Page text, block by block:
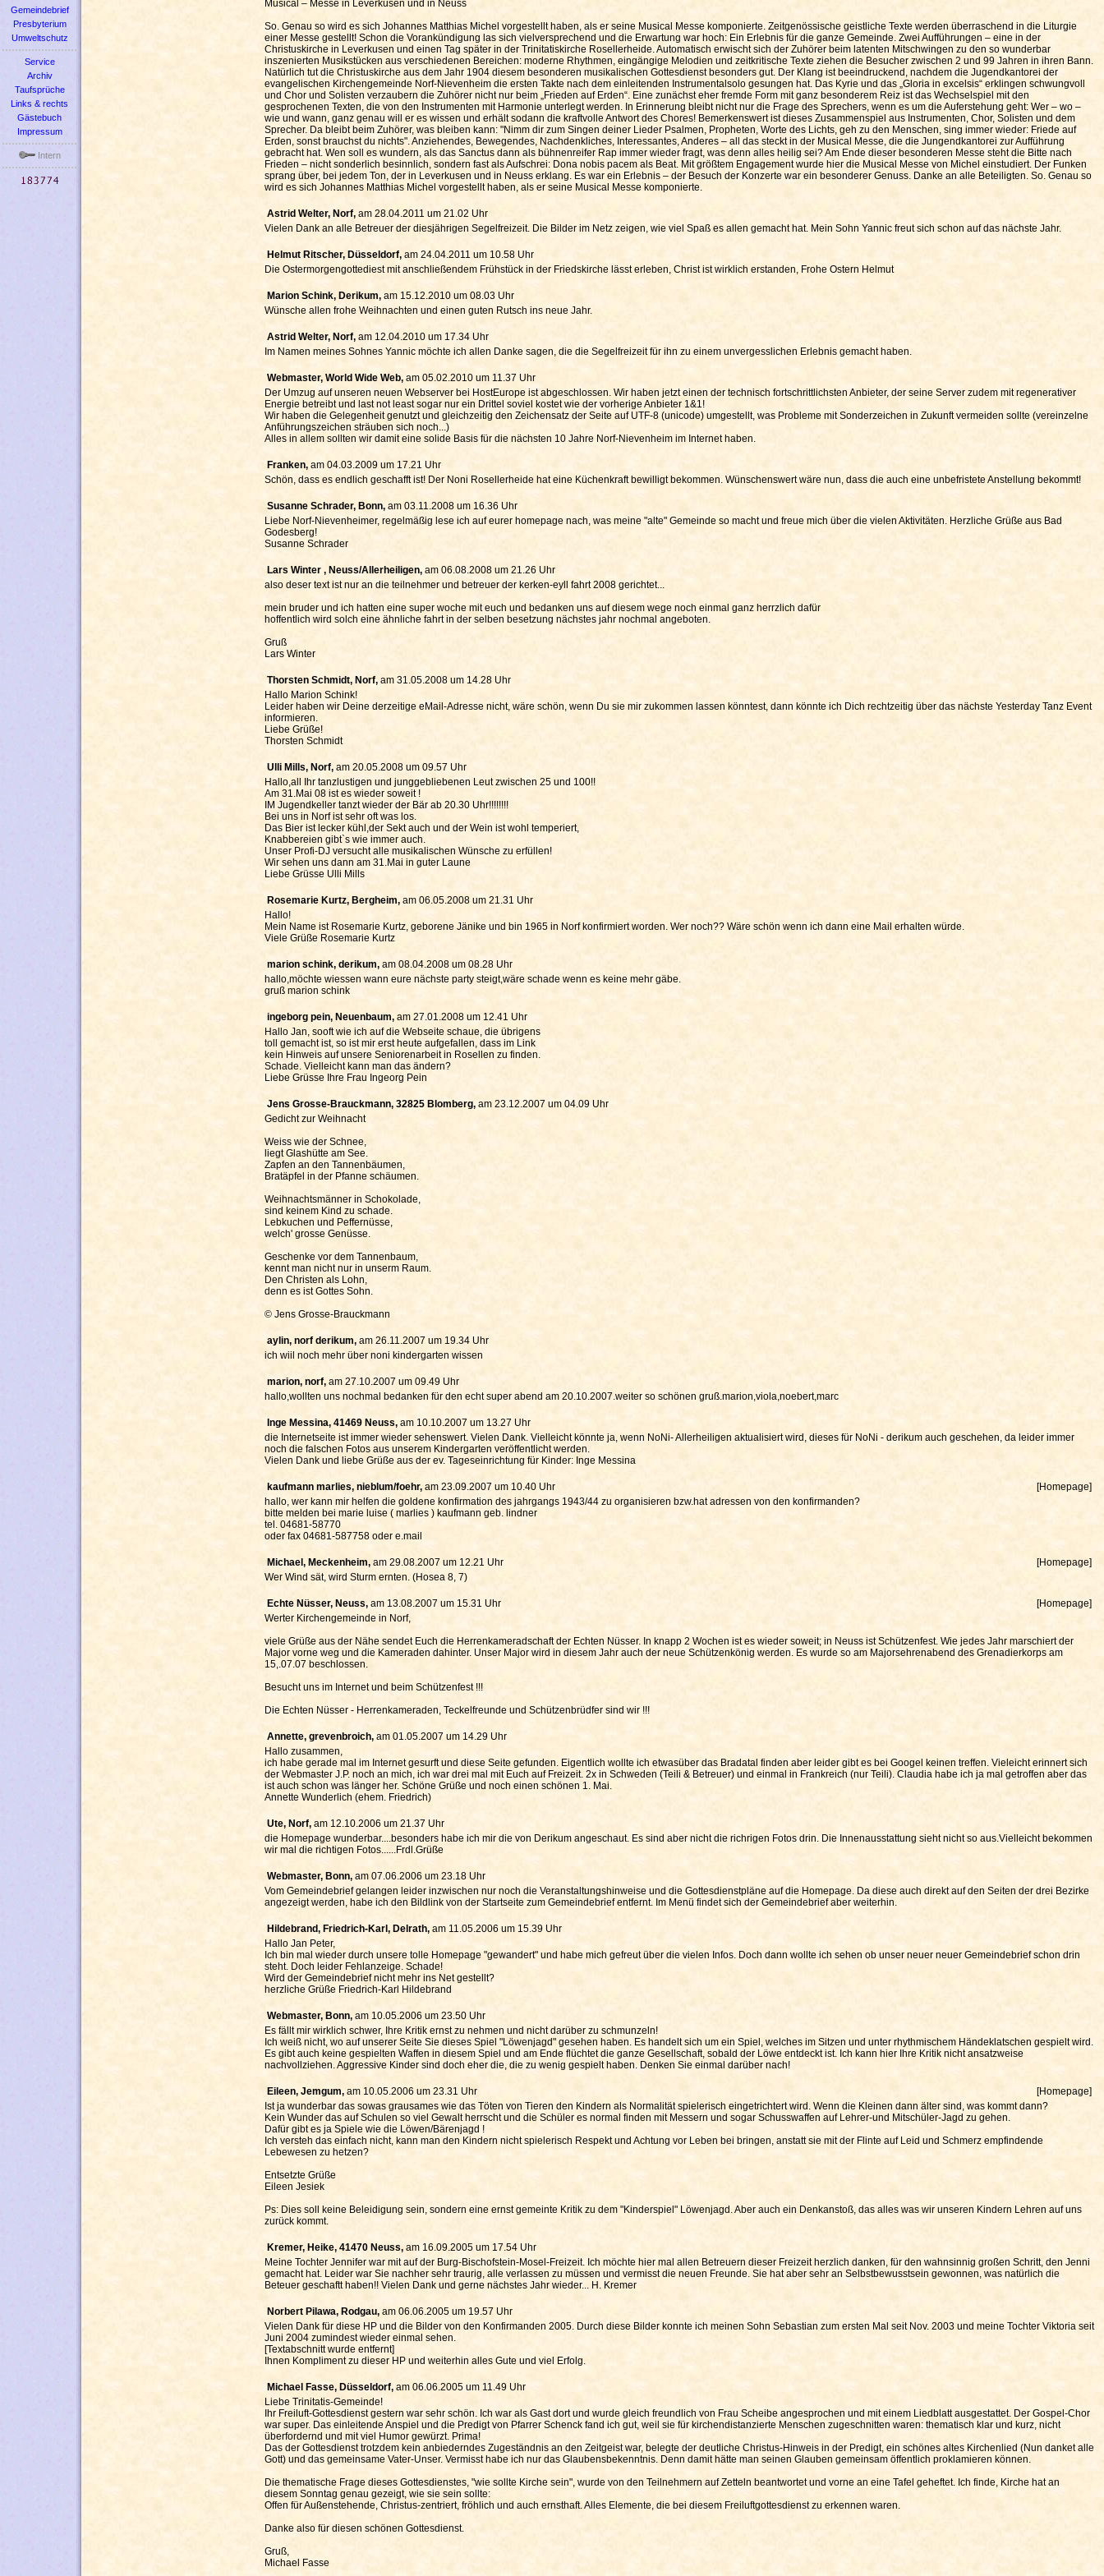
Gemeindebrief
Presbyterium
Umweltschutz
Service
Archiv
Taufsprüche
Links & rechts
Gästebuch
Impressum
Intern
Musical – Messe in Leverkusen und in Neuss
So. Genau so wird es sich Johannes Matthias Michel vorgestellt haben, als er seine Musical Messe komponierte. Zeitgenössische geistliche Texte werden überraschend in die Liturgie
einer Messe gestellt! Schon die Vorankündigung las sich vielversprechend und die Erwartung war hoch: Ein Erlebnis für die ganze Gemeinde. Zwei Aufführungen – eine in der
Christuskirche in Leverkusen und einen Tag später in der Trinitatiskirche Rosellerheide. Automatisch erwischt sich der Zuhörer beim latenten Mitschwingen zu den so wunderbar
inszenierten Musikstücken aus verschiedenen Bereichen: moderne Rhythmen, eingängige Melodien und zeitkritische Texte ziehen die Besucher zwischen 2 und 99 Jahren in ihren Bann.
Natürlich tut die Christuskirche aus dem Jahr 1904 diesem besonderen musikalischen Gottesdienst besonders gut. Der Klang ist beeindruckend, nachdem die Jugendkantorei der
evangelischen Kirchengemeinde Norf-Nievenheim die ersten Takte nach dem einleitenden Instrumentalsolo gesungen hat. Das Kyrie und das „Gloria in excelsis“ erklingen schwungvoll
und Chor und Solisten verzaubern die Zuhörer nicht nur beim „Frieden auf Erden“. Eine zunächst eher fremde Form mit ganz besonderem Reiz ist das Wechselspiel mit den
gesprochenen Texten, die von den Instrumenten mit Harmonie unterlegt werden. In Erinnerung bleibt nicht nur die Frage des Sprechers, wenn es um die Auferstehung geht: Wer – wo –
wie und wann, ganz genau will er es wissen und erhält sodann die kraftvolle Antwort des Chores! Bemerkenswert ist dieses Zusammenspiel aus Instrumenten, Chor, Solisten und dem
Sprecher. Da bleibt beim Zuhörer, was bleiben kann: "Nimm dir zum Singen deiner Lieder Psalmen, Propheten, Worte des Lichts, geh zu den Menschen, sing immer wieder: Friede auf
Erden, sonst brauchst du nichts". Anziehendes, Bewegendes, Nachdenkliches, Interessantes, Anderes – all das steckt in der Musical Messe, die die Jungendkantorei zur Aufführung
gebracht hat. Wen soll es wundern, als das Sanctus dann als bühnenreifer Rap immer wieder fragt, was denn alles heilig sei? Am Ende dieser besonderen Messe steht die Bitte nach
Frieden – nicht sonderlich besinnlich, sondern fast als Aufschrei: Dona nobis pacem als Beat. Mit größtem Engagement wurde hier die Musical Messe von Michel einstudiert. Der Funken
sprang über, bei jedem Ton, der in Leverkusen und in Neuss erklang. Es war ein Erlebnis – der Besuch der Konzerte war ein besonderer Genuss. Danke an alle Beteiligten. So. Genau so
wird es sich Johannes Matthias Michel vorgestellt haben, als er seine Musical Messe komponierte.
Astrid Welter, Norf, am 28.04.2011 um 21.02 Uhr
Vielen Dank an alle Betreuer der diesjährigen Segelfreizeit. Die Bilder im Netz zeigen, wie viel Spaß es allen gemacht hat. Mein Sohn Yannic freut sich schon auf das nächste Jahr.
Helmut Ritscher, Düsseldorf, am 24.04.2011 um 10.58 Uhr
Die Ostermorgengottediest mit anschließendem Frühstück in der Friedskirche lässt erleben, Christ ist wirklich erstanden, Frohe Ostern Helmut
Marion Schink, Derikum, am 15.12.2010 um 08.03 Uhr
Wünsche allen frohe Weihnachten und einen guten Rutsch ins neue Jahr.
Astrid Welter, Norf, am 12.04.2010 um 17.34 Uhr
Im Namen meines Sohnes Yannic möchte ich allen Danke sagen, die die Segelfreizeit für ihn zu einem unvergesslichen Erlebnis gemacht haben.
Webmaster, World Wide Web, am 05.02.2010 um 11.37 Uhr
Der Umzug auf unseren neuen Webserver bei HostEurope ist abgeschlossen. Wir haben jetzt einen der technisch fortschrittlichsten Anbieter, der seine Server zudem mit regenerativer
Energie betreibt und last not least sogar nur ein Drittel soviel kostet wie der vorherige Anbieter 1&1!
Wir haben die Gelegenheit genutzt und gleichzeitig den Zeichensatz der Seite auf UTF-8 (unicode) umgestellt, was Probleme mit Sonderzeichen in Zukunft vermeiden sollte (vereinzelne
Anführungszeichen sträuben sich noch...)
Alles in allem sollten wir damit eine solide Basis für die nächsten 10 Jahre Norf-Nievenheim im Internet haben.
Franken, am 04.03.2009 um 17.21 Uhr
Schön, dass es endlich geschafft ist! Der Noni Rosellerheide hat eine Küchenkraft bewilligt bekommen. Wünschenswert wäre nun, dass die auch eine unbefristete Anstellung bekommt!
Susanne Schrader, Bonn, am 03.11.2008 um 16.36 Uhr
Liebe Norf-Nievenheimer, regelmäßig lese ich auf eurer homepage nach, was meine "alte" Gemeinde so macht und freue mich über die vielen Aktivitäten. Herzliche Grüße aus Bad
Godesberg!
Susanne Schrader
Lars Winter , Neuss/Allerheiligen, am 06.08.2008 um 21.26 Uhr
also deser text ist nur an die teilnehmer und betreuer der kerken-eyll fahrt 2008 gerichtet...
mein bruder und ich hatten eine super woche mit euch und bedanken uns auf diesem wege noch einmal ganz herrzlich dafür
hoffentlich wird solch eine ähnliche fahrt in der selben besetzung nächstes jahr nochmal angeboten.
Gruß
Lars Winter
Thorsten Schmidt, Norf, am 31.05.2008 um 14.28 Uhr
Hallo Marion Schink!
Leider haben wir Deine derzeitige eMail-Adresse nicht, wäre schön, wenn Du sie mir zukommen lassen könntest, dann könnte ich Dich rechtzeitig über das nächste Yesterday Tanz Event
informieren.
Liebe Grüße!
Thorsten Schmidt
Ulli Mills, Norf, am 20.05.2008 um 09.57 Uhr
Hallo,all Ihr tanzlustigen und junggebliebenen Leut zwischen 25 und 100!!
Am 31.Mai 08 ist es wieder soweit !
IM Jugendkeller tanzt wieder der Bär ab 20.30 Uhr!!!!!!!!
Bei uns in Norf ist sehr oft was los.
Das Bier ist lecker kühl,der Sekt auch und der Wein ist wohl temperiert,
Knabbereien gibt`s wie immer auch.
Unser Profi-DJ versucht alle musikalischen Wünsche zu erfüllen!
Wir sehen uns dann am 31.Mai in guter Laune
Liebe Grüsse Ulli Mills
Rosemarie Kurtz, Bergheim, am 06.05.2008 um 21.31 Uhr
Hallo!
Mein Name ist Rosemarie Kurtz, geborene Jänike und bin 1965 in Norf konfirmiert worden. Wer noch?? Wäre schön wenn ich dann eine Mail erhalten würde.
Viele Grüße Rosemarie Kurtz
marion schink, derikum, am 08.04.2008 um 08.28 Uhr
hallo,möchte wiessen wann eure nächste party steigt,wäre schade wenn es keine mehr gäbe.
gruß marion schink
ingeborg pein, Neuenbaum, am 27.01.2008 um 12.41 Uhr
Hallo Jan, sooft wie ich auf die Webseite schaue, die übrigens
toll gemacht ist, so ist mir erst heute aufgefallen, dass im Link
kein Hinweis auf unsere Seniorenarbeit in Rosellen zu finden.
Schade. Vielleicht kann man das ändern?
Liebe Grüsse Ihre Frau Ingeorg Pein
Jens Grosse-Brauckmann, 32825 Blomberg, am 23.12.2007 um 04.09 Uhr
Gedicht zur Weihnacht
Weiss wie der Schnee,
liegt Glashütte am See.
Zapfen an den Tannenbäumen,
Bratäpfel in der Pfanne schäumen.
Weihnachtsmänner in Schokolade,
sind keinem Kind zu schade.
Lebkuchen und Peffernüsse,
welch' grosse Genüsse.
Geschenke vor dem Tannenbaum,
kennt man nicht nur in unserm Raum.
Den Christen als Lohn,
denn es ist Gottes Sohn.
© Jens Grosse-Brauckmann
aylin, norf derikum, am 26.11.2007 um 19.34 Uhr
ich wiil noch mehr über noni kindergarten wissen
marion, norf, am 27.10.2007 um 09.49 Uhr
hallo,wollten uns nochmal bedanken für den echt super abend am 20.10.2007.weiter so schönen gruß.marion,viola,noebert,marc
Inge Messina, 41469 Neuss, am 10.10.2007 um 13.27 Uhr
die Internetseite ist immer wieder sehenswert. Vielen Dank. Vielleicht könnte ja, wenn NoNi- Allerheiligen aktualisiert wird, dieses für NoNi - derikum auch geschehen, da leider immer
noch die falschen Fotos aus unserem Kindergarten veröffentlicht werden.
Vielen Dank und liebe Grüße aus der ev. Tageseinrichtung für Kinder: Inge Messina
kaufmann marlies, nieblum/foehr, am 23.09.2007 um 10.40 Uhr
[Homepage]
hallo, wer kann mir helfen die goldene konfirmation des jahrgangs 1943/44 zu organisieren bzw.hat adressen von den konfirmanden?
bitte melden bei marie luise ( marlies ) kaufmann geb. lindner
tel. 04681-58770
oder fax 04681-587758 oder e.mail
Michael, Meckenheim, am 29.08.2007 um 12.21 Uhr
[Homepage]
Wer Wind sät, wird Sturm ernten. (Hosea 8, 7)
Echte Nüsser, Neuss, am 13.08.2007 um 15.31 Uhr
[Homepage]
Werter Kirchengemeinde in Norf,
viele Grüße aus der Nähe sendet Euch die Herrenkameradschaft der Echten Nüsser. In knapp 2 Wochen ist es wieder soweit; in Neuss ist Schützenfest. Wie jedes Jahr marschiert der
Major vorne weg und die Kameraden dahinter. Unser Major wird in diesem Jahr auch der neue Schützenkönig werden. Es wurde so am Majorsehrenabend des Grenadierkorps am
15,.07.07 beschlossen.
Besucht uns im Internet und beim Schützenfest !!!
Die Echten Nüsser - Herrenkameraden, Teckelfreunde und Schützenbrüdfer sind wir !!!
Annette, grevenbroich, am 01.05.2007 um 14.29 Uhr
Hallo zusammen,
ich habe gerade mal im Internet gesurft und diese Seite gefunden. Eigentlich wollte ich etwasüber das Bradatal finden aber leider gibt es bei Googel keinen treffen. Vieleicht erinnert sich
der Webmaster J.P. noch an mich, ich war drei mal mit Euch auf Freizeit. 2x in Schweden (Teili & Betreuer) und einmal in Frankreich (nur Teili). Claudia habe ich ja mal getroffen aber das
ist auch schon was länger her. Schöne Grüße und noch einen schönen 1. Mai.
Annette Wunderlich (ehem. Friedrich)
Ute, Norf, am 12.10.2006 um 21.37 Uhr
die Homepage wunderbar....besonders habe ich mir die von Derikum angeschaut. Es sind aber nicht die richrigen Fotos drin. Die Innenausstattung sieht nicht so aus.Vielleicht bekommen
wir mal die richtigen Fotos......Frdl.Grüße
Webmaster, Bonn, am 07.06.2006 um 23.18 Uhr
Vom Gemeindebrief gelangen leider inzwischen nur noch die Veranstaltungshinweise und die Gottesdienstpläne auf die Homepage. Da diese auch direkt auf den Seiten der drei Bezirke
angezeigt werden, habe ich den Bildlink von der Startseite zum Gemeindebrief entfernt. Im Menü findet sich der Gemeindebrief aber weiterhin.
Hildebrand, Friedrich-Karl, Delrath, am 11.05.2006 um 15.39 Uhr
Hallo Jan Peter,
Ich bin mal wieder durch unsere tolle Homepage "gewandert" und habe mich gefreut über die vielen Infos. Doch dann wollte ich sehen ob unser neuer neuer Gemeindebrief schon drin
steht. Doch leider Fehlanzeige. Schade!
Wird der Gemeindebrief nicht mehr ins Net gestellt?
herzliche Grüße Friedrich-Karl Hildebrand
Webmaster, Bonn, am 10.05.2006 um 23.50 Uhr
Es fällt mir wirklich schwer, Ihre Kritik ernst zu nehmen und nicht darüber zu schmunzeln!
Ich weiß nicht, wo auf unserer Seite Sie dieses Spiel "Löwenjagd" gesehen haben. Es handelt sich um ein Spiel, welches im Sitzen und unter rhythmischem Händeklatschen gespielt wird.
Es gibt auch keine gespielten Waffen in diesem Spiel und am Ende flüchtet die ganze Gesellschaft, sobald der Löwe entdeckt ist. Ich kann hier Ihre Kritik nicht ansatzweise
nachvollziehen. Aggressive Kinder sind doch eher die, die zu wenig gespielt haben. Denken Sie einmal darüber nach!
Eileen, Jemgum, am 10.05.2006 um 23.31 Uhr
[Homepage]
Ist ja wunderbar das sowas grausames wie das Töten von Tieren den Kindern als Normalität spielerisch eingetrichtert wird. Wenn die Kleinen dann älter sind, was kommt dann?
Kein Wunder das auf Schulen so viel Gewalt herrscht und die Schüler es normal finden mit Messern und sogar Schusswaffen auf Lehrer-und Mitschüler-Jagd zu gehen.
Dafür gibt es ja Spiele wie die Löwen/Bärenjagd !
Ich versteh das einfach nicht, kann man den Kindern nicht spielerisch Respekt und Achtung vor Leben bei bringen, anstatt sie mit der Flinte auf Leid und Schmerz empfindende
Lebewesen zu hetzen?
Entsetzte Grüße
Eileen Jesiek
Ps: Dies soll keine Beleidigung sein, sondern eine ernst gemeinte Kritik zu dem "Kinderspiel" Löwenjagd. Aber auch ein Denkanstoß, das alles was wir unseren Kindern Lehren auf uns
zurück kommt.
Kremer, Heike, 41470 Neuss, am 16.09.2005 um 17.54 Uhr
Meine Tochter Jennifer war mit auf der Burg-Bischofstein-Mosel-Freizeit. Ich möchte hier mal allen Betreuern dieser Freizeit herzlich danken, für den wahnsinnig großen Schritt, den Jenni
gemacht hat. Leider war Sie nachher sehr traurig, alle verlassen zu müssen und vermisst die neuen Freunde. Sie hat aber sehr an Selbstbewusstsein gewonnen, was natürlich die
Beteuer geschaftt haben!! Vielen Dank und gerne nächstes Jahr wieder... H. Kremer
Norbert Pilawa, Rodgau, am 06.06.2005 um 19.57 Uhr
Vielen Dank für diese HP und die Bilder von den Konfirmanden 2005. Durch diese Bilder konnte ich meinen Sohn Sebastian zum ersten Mal seit Nov. 2003 und meine Tochter Viktoria seit
Juni 2004 zumindest wieder einmal sehen.
[Textabschnitt wurde entfernt]
Ihnen Kompliment zu dieser HP und weiterhin alles Gute und viel Erfolg.
Michael Fasse, Düsseldorf, am 06.06.2005 um 11.49 Uhr
Liebe Trinitatis-Gemeinde!
Ihr Freiluft-Gottesdienst gestern war sehr schön. Ich war als Gast dort und wurde gleich freundlich von Frau Scheibe angesprochen und mit einem Liedblatt ausgestattet. Der Gospel-Chor
war super. Das einleitende Anspiel und die Predigt von Pfarrer Schenck fand ich gut, weil sie für kirchendistanzierte Menschen zugeschnitten waren: thematisch klar und kurz, nicht
überfordernd und mit viel Humor gewürzt. Prima!
Das der Gottesdienst trotzdem kein anbiederndes Zugeständnis an den Zeitgeist war, belegte der deutliche Christus-Hinweis in der Predigt, ein schönes altes Kirchenlied (Nun danket alle
Gott) und das gemeinsame Vater-Unser. Vermisst habe ich nur das Glaubensbekenntnis. Denn damit hätte man seinen Glauben gemeinsam öffentlich proklamieren können.
Die thematische Frage dieses Gottesdienstes, "wie sollte Kirche sein", wurde von den Teilnehmern auf Zetteln beantwortet und vorne an eine Tafel geheftet. Ich finde, Kirche hat an
diesem Sonntag genau gezeigt, wie sie sein sollte:
Offen für Außenstehende, Christus-zentriert, fröhlich und auch ernsthaft. Alles Elemente, die bei diesem Freiluftgottesdienst zu erkennen waren.
Danke also für diesen schönen Gottesdienst.
Gruß,
Michael Fasse